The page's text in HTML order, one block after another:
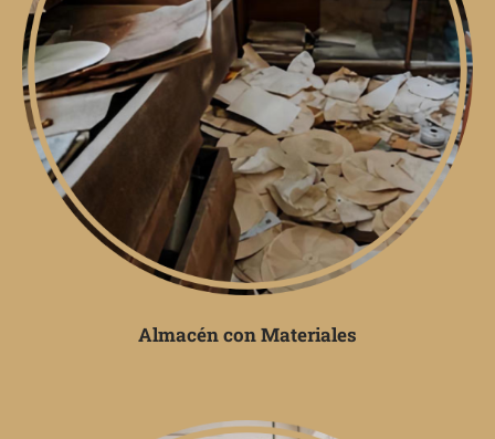
Almacén con Materiales